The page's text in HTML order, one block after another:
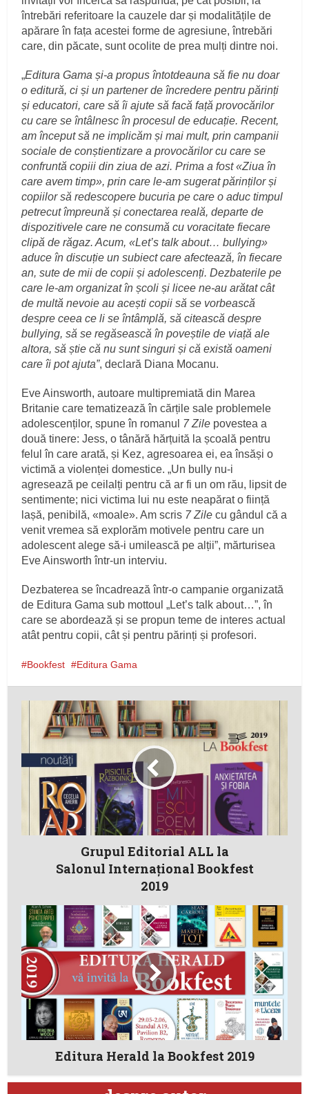
întrebări referitoare la cauzele dar și modalitățile de
apărare în fața acestei forme de agresiune, întrebări
care, din păcate, sunt ocolite de prea mulți dintre noi.
„Editura Gama și-a propus întotdeauna să fie nu doar
o editură, ci și un partener de încredere pentru părinți
și educatori, care să îi ajute să facă față provocărilor
cu care se întâlnesc în procesul de educație.Recent,
am început să ne implicăm și mai mult, prin campanii
sociale de conștientizare a provocărilor cu care se
confruntă copiii din ziua de azi. Prima a fost «Ziua în
care avem timp», prin care le-am sugerat părinților și
copiilor să redescopere bucuria pe care o aduc timpul
petrecut împreună și conectarea reală, departe de
dispozitivele care ne consumă cu voracitate fiecare
clipă de răgaz. Acum, «Let’s talk about… bullying»
aduce în discuție un subiect care afectează, în fiecare
an, sute de mii de copii și adolescenți. Dezbaterile pe
care le-am organizat în școli și licee ne-au arătat cât
de multă nevoie au acești copii să se vorbească
despre ceea ce li se întâmplă, să citească despre
bullying, să se regăsească în poveștile de viață ale
altora, să știe că nu sunt singuri și că există oameni
care îi pot ajuta”, declară Diana Mocanu.
Eve Ainsworth, autoare multipremiată din Marea
Britanie care tematizează în cărțile sale problemele
adolescenților, spune în romanul 7 Zile povestea a
două tinere: Jess, o tânără hărțuită la școală pentru
felul în care arată, și Kez, agresoarea ei, ea însăși o
victimă a violenței domestice. „Un bully nu-i
agresează pe ceilalți pentru că ar fi un om rău, lipsit de
sentimente; nici victima lui nu este neapărat o ființă
lașă, penibilă, «moale». Am scris 7 Zile cu gândul că a
venit vremea să explorăm motivele pentru care un
adolescent alege să-i umilească pe alții”, mărturisea
Eve Ainsworth într-un interviu.
Dezbaterea se încadrează într-o campanie organizată
de Editura Gama sub mottoul „Let’s talk about…”, în
care se abordează și se propun teme de interes actual
atât pentru copii, cât și pentru părinți și profesori.
Bookfest Editura Gama
Grupul Editorial ALL la
Salonul Internațional Bookfest
2019
Editura Herald la Bookfest 2019